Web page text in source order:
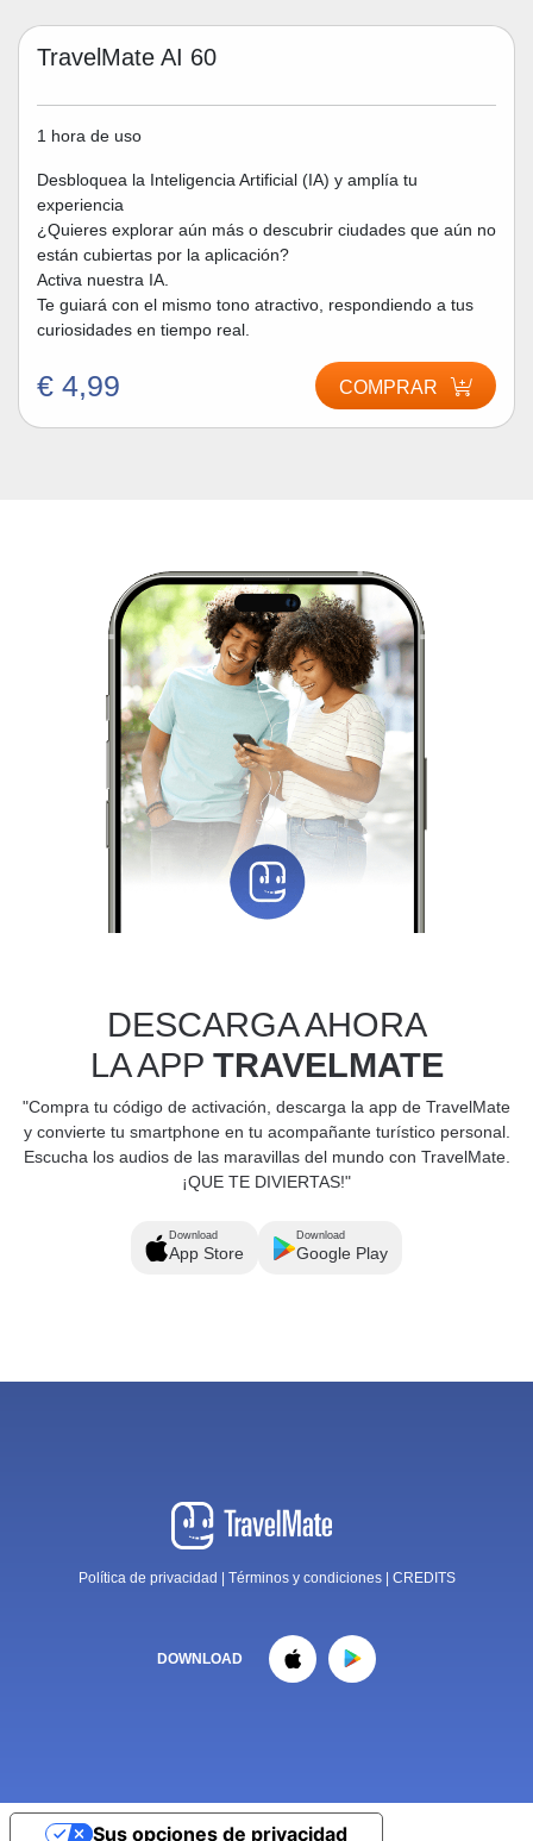
TravelMate AI 60
1 hora de uso
Desbloquea la Inteligencia Artificial (IA) y amplía tu
experiencia
¿Quieres explorar aún más o descubrir ciudades que aún no
están cubiertas por la aplicación?
Activa nuestra IA.
Te guiará con el mismo tono atractivo, respondiendo a tus
curiosidades en tiempo real.
€ 4,99 COMPRAR
DESCARGA AHORA
LA APP TRAVELMATE
"Compra tu código de activación, descarga la app de TravelMate
y convierte tu smartphone en tu acompañante turístico personal.
Escucha los audios de las maravillas del mundo con TravelMate.
¡QUE TE DIVIERTAS!"
Download
App Store
Download
Google Play
Política de privacidad Términos y condiciones CREDITS
DOWNLOAD
Sus opciones de privacidad